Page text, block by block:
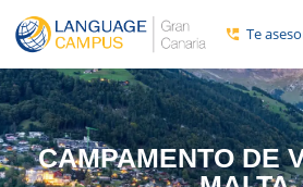
Te
CAMPAMENTO DE